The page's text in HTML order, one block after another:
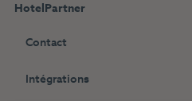
HotelPartner
Contact
Intégrations